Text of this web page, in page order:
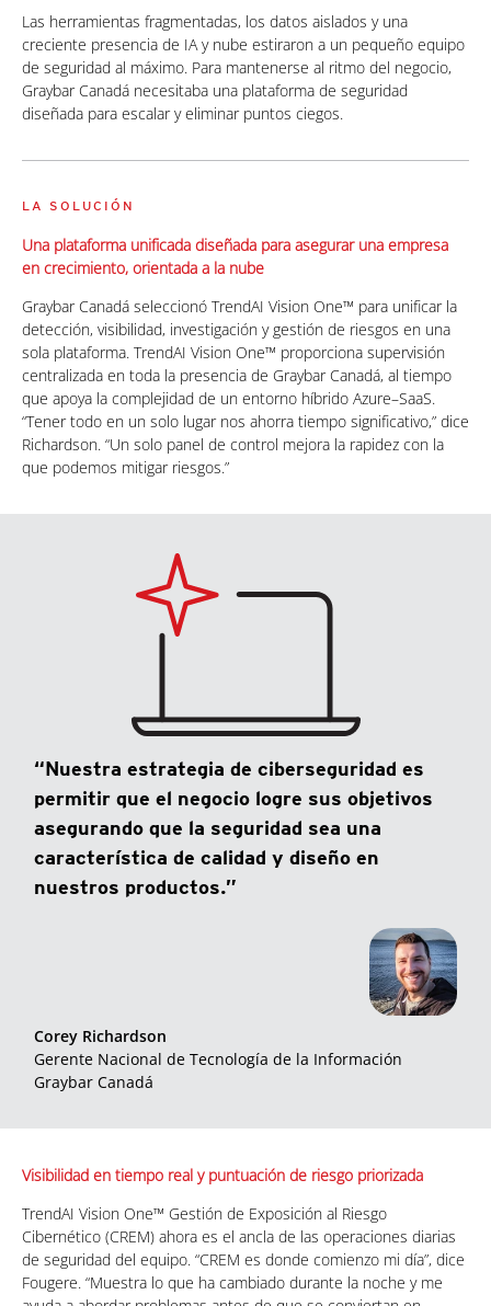
Las herramientas fragmentadas, los datos aislados y una
creciente presencia de IA y nube estiraron a un pequeño equipo
de seguridad al máximo. Para mantenerse al ritmo del negocio,
Graybar Canadá necesitaba una plataforma de seguridad
diseñada para escalar y eliminar puntos ciegos.
LA SOLUCIÓN
Una plataforma unificada diseñada para asegurar una empresa
en crecimiento, orientada a la nube
Graybar Canadá seleccionó TrendAI Vision One™ para unificar la
detección, visibilidad, investigación y gestión de riesgos en una
sola plataforma. TrendAI Vision One™ proporciona supervisión
centralizada en toda la presencia de Graybar Canadá, al tiempo
que apoya la complejidad de un entorno híbrido Azure–SaaS.
“Tener todo en un solo lugar nos ahorra tiempo significativo,” dice
Richardson. “Un solo panel de control mejora la rapidez con la
que podemos mitigar riesgos.”
“Nuestra estrategia de ciberseguridad es
permitir que el negocio logre sus objetivos
asegurando que la seguridad sea una
característica de calidad y diseño en
nuestros productos.”
Corey Richardson
Gerente Nacional de Tecnología de la Información
Graybar Canadá
Visibilidad en tiempo real y puntuación de riesgo priorizada
TrendAI Vision One™ Gestión de Exposición al Riesgo
Cibernético (CREM) ahora es el ancla de las operaciones diarias
de seguridad del equipo. “CREM es donde comienzo mi día”, dice
Fougere. “Muestra lo que ha cambiado durante la noche y me